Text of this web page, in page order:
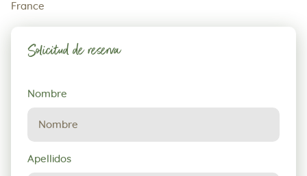
France
Solicitud de reserva
Solicitud
de
reserva
Nombre
Apellidos